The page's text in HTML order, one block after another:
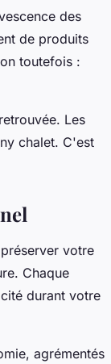
des
de produits
toutefois :
Les
chalet. C'est
votre
Chaque
durant votre
agrémentés